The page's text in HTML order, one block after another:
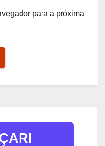
para a próxima